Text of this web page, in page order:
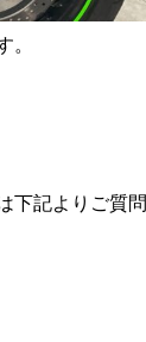
。
下記よりご質問